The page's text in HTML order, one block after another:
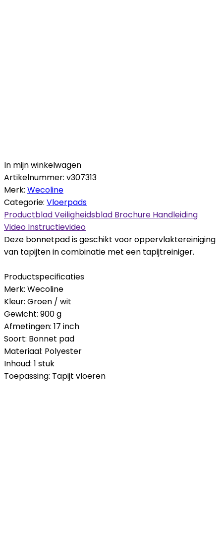
In mijn winkelwagen
Artikelnummer: v307313
Merk: Wecoline
Categorie: Vloerpads
ProductbladVeiligheidsblad Brochure Handleiding
Video Instructievideo
Deze bonnetpad is geschikt voor oppervlaktereiniging
van tapijten in combinatie met een tapijtreiniger.
Productspecificaties
Merk: Wecoline
Kleur: Groen / wit
Gewicht: 900 g
Afmetingen: 17 inch
Soort: Bonnet pad
Materiaal: Polyester
Inhoud: 1 stuk
Toepassing: Tapijt vloeren